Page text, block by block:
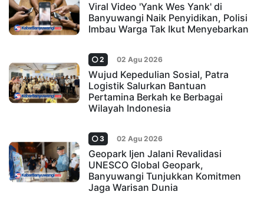
Viral Video 'Yank Wes Yank' di
Banyuwangi Naik Penyidikan, Polisi
Imbau Warga Tak Ikut Menyebarkan
2 02 Agu 2026
Wujud Kepedulian Sosial, Patra
Logistik Salurkan Bantuan
Pertamina Berkah ke Berbagai
Wilayah Indonesia
3 02 Agu 2026
Geopark Ijen Jalani Revalidasi
UNESCO Global Geopark,
Banyuwangi Tunjukkan Komitmen
Jaga Warisan Dunia